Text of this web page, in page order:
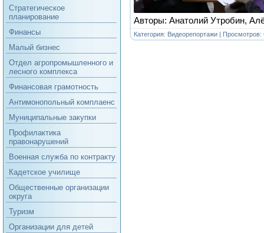
Стратегическое
планирование
Финансы
Малый бизнес
Отдел агропромышленного и
лесного комплекса
Финансовая грамотность
Антимонопольный комплаенс
Муниципальные закупки
Профилактика
правонарушений
Военная служба по контракту
Кадетское училище
Общественные организации
округа
Туризм
Организации для детей
Авторы: Анатолий Утробин,
Категория: Видеорепортажи | Просмотров: